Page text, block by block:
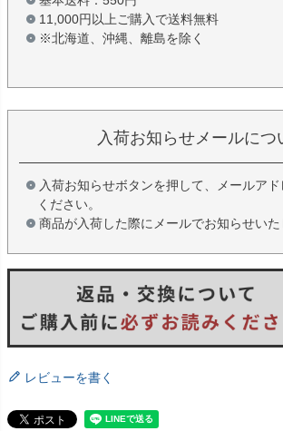
11,000円以上ご購入で送料無料
※北海道、沖縄、離島を除く
入荷お知らせメールにつ
入荷お知らせボタンを押して、メールア
ください。
商品が入荷した際にメールでお知らせいた
レビューを書く